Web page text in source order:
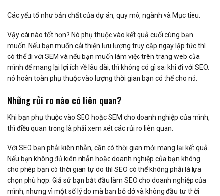
Các yếu tố như bản chất của dự án, quy mô, ngành và Mục tiêu.
Vậy cái nào tốt hơn? Nó phụ thuộc vào kết quả cuối cùng bạn
muốn. Nếu bạn muốn cải thiện lưu lượng truy cập ngay lập tức thì
có thể đi với SEM và nếu bạn muốn làm việc trên trang web của
mình để mang lại lợi ích về lâu dài, thì không có gì sai khi đi với SEO.
nó hoàn toàn phụ thuộc vào lượng thời gian bạn có thể cho nó.
Những rủi ro nào có liên quan?
Khi bạn phụ thuộc vào SEO hoặc SEM cho doanh nghiệp của mình,
thì điều quan trọng là phải xem xét các rủi ro liên quan.
Với SEO bạn phải kiên nhẫn, cần có thời gian mới mang lại kết quả.
Nếu bạn không đủ kiên nhẫn hoặc doanh nghiệp của bạn không
cho phép bạn có thời gian tự do thì SEO có thể không phải là lựa
chọn phù hợp. Giả sử bạn bắt đầu làm SEO cho doanh nghiệp của
mình, nhưng vì một số lý do mà bạn bỏ dở và không đầu tư thời